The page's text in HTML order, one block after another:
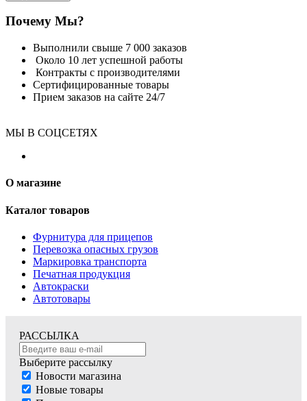
Почему Мы?
Выполнили свыше 7 000 заказов
Около 10 лет успешной работы
Контракты с производителями
Сертифицированные товары
Прием заказов на сайте 24/7
МЫ В СОЦСЕТЯХ
О магазине
Каталог товаров
Фурнитура для прицепов
Перевозка опасных грузов
Маркировка транспорта
Печатная продукция
Автокраски
Автотовары
РАССЫЛКА
Выберите рассылку
Новости магазина
Новые товары